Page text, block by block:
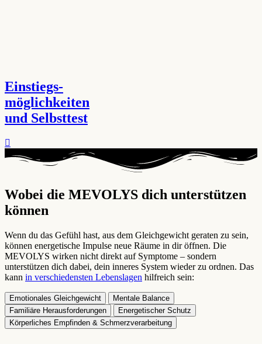
Einstiegs-
möglichkeiten
und Selbsttest
Wobei die MEVOLYS dich unterstützen
können ​
Wenn du das Gefühl hast, aus dem Gleichgewicht geraten zu sein,
können energetische Impulse neue Räume in dir öffnen. Die
MEVOLYS wirken nicht direkt auf Symptome – sondern
unterstützen dich dabei, dein inneres System wieder zu ordnen. Das
kann in verschiedensten Lebenslagen hilfreich sein:
Emotionales Gleichgewicht
Mentale Balance
Familiäre Herausforderungen
Energetischer Schutz
Körperliches Empfinden & Schmerzverarbeitung